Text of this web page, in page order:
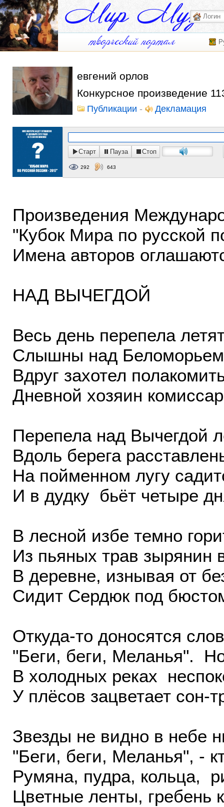
евгений орлов
Конкурсное произведение
Публикации - Декламация
Старт Пауза Стоп
292 643
Произведения
"Кубок Мира по русской
Имена авторов
НАД ВЫЧЕГДОЙ
Весь день перепела
Слышны над Беломорьем
Вдруг захотел
Дневной хозяин
Перепела над Вычегдой
Вдоль берега
На пойменном лугу
И в дудку бьёт четыре
В лесной избе темно
Из пьяных трав зырянин
В деревне, изнывая от
Сидит Сердюк под
Откуда-то доносятся
"Беги, беги, Меланья".
В холодных реках
У плёсов зацветает сон-
Звезды не видно в небе
"Беги, беги, Меланья", -
Румяна, пудра, кольца,
Цветные ленты, гребень